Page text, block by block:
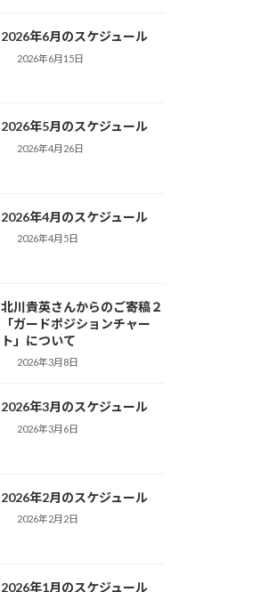
2026年6月のスケジュール
2026年6月15日
2026年5月のスケジュール
2026年4月26日
2026年4月のスケジュール
2026年4月5日
北川貴英さんからのご寄稿２
「ガードポジションチャー
ト」について
2026年3月8日
2026年3月のスケジュール
2026年3月6日
2026年2月のスケジュール
2026年2月2日
2026年1月のスケジュール